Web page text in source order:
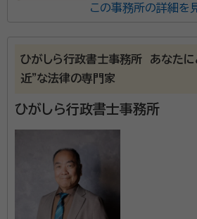
所属する専門家：
黒澤 侑加（くろさわ ゆか）
高崎経済大学地域政策学部を卒業後、
教育事業に携わる。 その後、駐車場管理会社
ねこのて行政書士事務所は、群馬
える、相続・遺言・成年後見手続き
ートの専門事務所です。 女性行政
応いたしますので、「法律のことは難
この事務所の詳細を
ひがしら行政書士事務所 あなたに
近”な法律の専門家
ひがしら行政書士事務所